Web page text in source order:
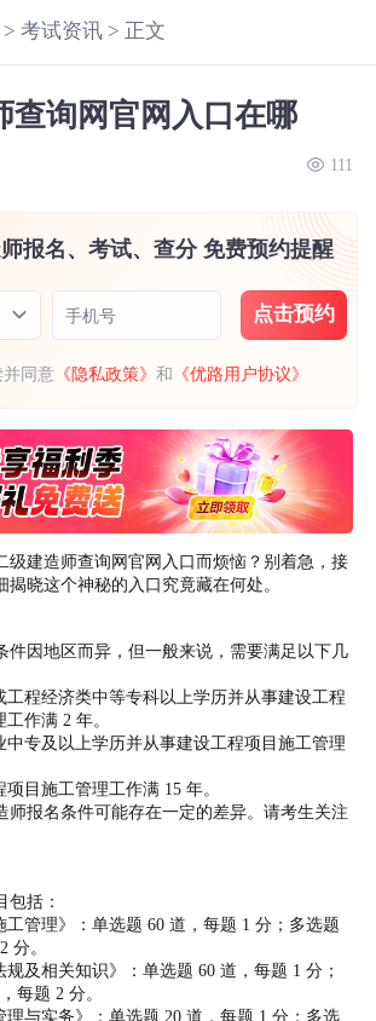
>考试资讯 > 正文
查询网官网入口在哪
111
报名、考试、查分 免费预约提醒
手机号 点击预约
同意 《隐私政策》和 《优路用户协议》
级建造师查询网官网入口而烦恼？别着急，接
晓这个神秘的入口究竟藏在何处。
件因地区而异，但一般来说，需要满足以下几
工程经济类中等专科以上学历并从事建设工程
作满 2 年。
中专及以上学历并从事建设工程项目施工管理
目施工管理工作满 15 年。
师报名条件可能存在一定的差异。请考生关注
包括：
工管理》：单选题 60 道，每题 1 分；多选题
分。
规及相关知识》：单选题 60 道，每题 1 分；
每题 2 分。
理与实务》：单选题 20 道，每题 1 分；多选